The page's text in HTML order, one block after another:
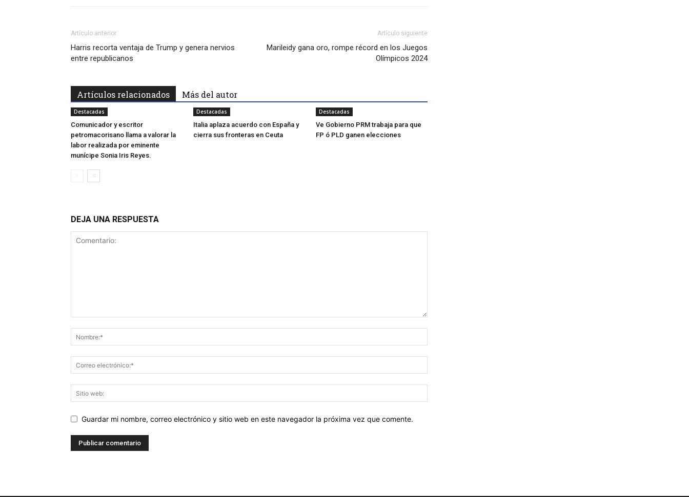
Artículo anterior
Harris recorta ventaja de Trump y genera nervios
entre republicanos
Artículo siguiente
Marileidy gana oro, rompe récord en los Juegos
Olímpicos 2024
Artículos relacionados Más del autor
Destacadas
Comunicador y escritor
petromacorisano llama a valorar la
labor realizada por eminente
munícipe Sonia Iris Reyes.
Destacadas
Italia aplaza acuerdo con España y
cierra sus fronteras en Ceuta
Destacadas
Ve Gobierno PRM trabaja para que
FP ó PLD ganen elecciones
DEJA UNA RESPUESTA
Guardar mi nombre, correo electrónico y sitio web en este navegador la próxima vez que comente.